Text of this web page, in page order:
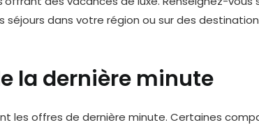
séjours dans votre région ou sur des
la dernière minute
les offres de dernière minute. Certaines